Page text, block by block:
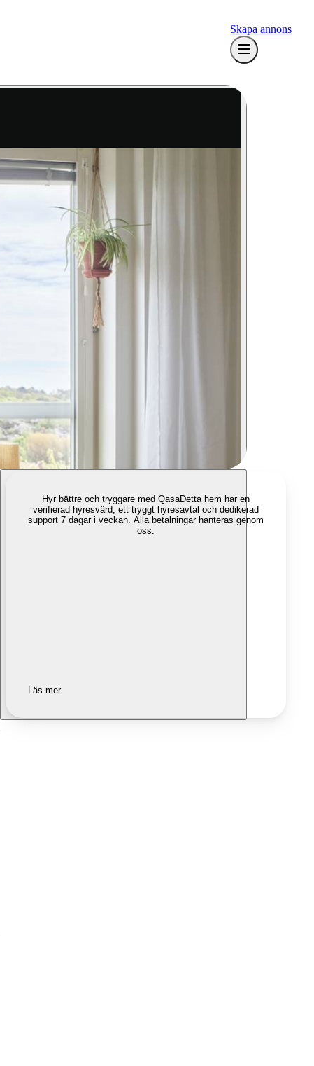
Skapa annons
Hyr bättre och tryggare med QasaDetta hem har en
verifierad hyresvärd, ett tryggt hyresavtal och dedikerad
support 7 dagar i veckan. Alla betalningar hanteras genom
oss.
Läs mer